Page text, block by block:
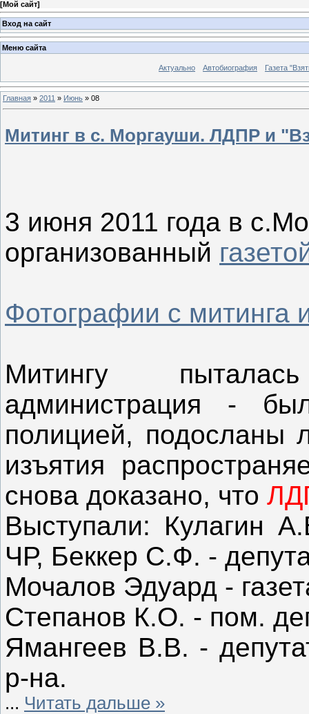
[Мой сайт]
Вход на сайт
Меню сайта
Актуально Автобиография Газета
Главная » 2011 » Июнь » 08
Митинг в с. Моргауши. ЛДПР и
3 июня 2011 года в
организованный
Фотографии с митинга
Митингу
администрация -
полицией,
изъятия
снова доказано, что
Выступали: Кулагин
ЧР, Беккер С.Ф. -
Мочалов Эдуард -
Степанов К.О. - пом.
Ямангеев В.В. -
р-на.
... Читать дальше »